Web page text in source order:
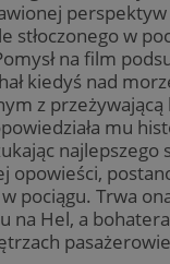
perspektyw
stłoczonego w
na film
kiedyś nad
z
mu
najlepszego
opowieści,
w pociągu. Trwa
na Hel, a